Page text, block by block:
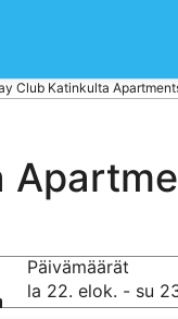
Club Katinkulta
Päivämäärät
la 22. elok. - su